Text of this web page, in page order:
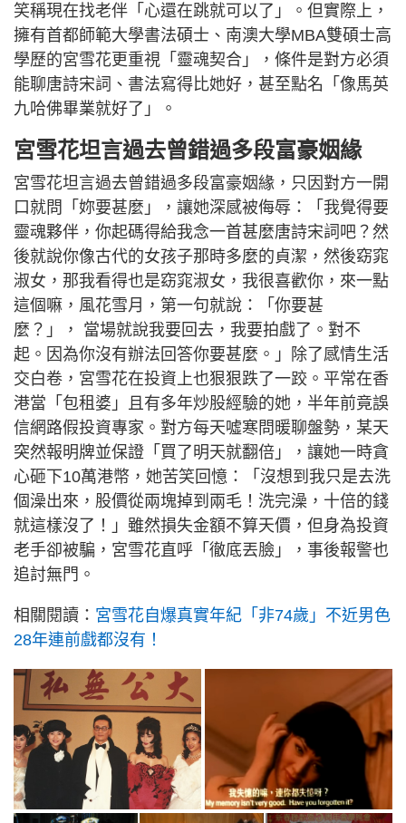
笑稱現在找老伴「心還在跳就可以了」。但實際上，
擁有首都師範大學書法碩士、南澳大學MBA雙碩士高
學歷的宮雪花更重視「靈魂契合」，條件是對方必須
能聊唐詩宋詞、書法寫得比她好，甚至點名「像馬英
九哈佛畢業就好了」。
宮雪花坦言過去曾錯過多段富豪姻緣
宮雪花坦言過去曾錯過多段富豪姻緣，只因對方一開
口就問「妳要甚麼」，讓她深感被侮辱：「我覺得要
靈魂夥伴，你起碼得給我念一首甚麼唐詩宋詞吧？然
後就說你像古代的女孩子那時多麼的貞潔，然後窈窕
淑女，那我看得也是窈窕淑女，我很喜歡你，來一點
這個嘛，風花雪月，第一句就說：「你要甚
麼？」， 當場就說我要回去，我要拍戲了。對不
起。因為你沒有辦法回答你要甚麼。」除了感情生活
交白卷，宮雪花在投資上也狠狠跌了一跤。平常在香
港當「包租婆」且有多年炒股經驗的她，半年前竟誤
信網路假投資專家。對方每天噓寒問暖聊盤勢，某天
突然報明牌並保證「買了明天就翻倍」，讓她一時貪
心砸下10萬港幣，她苦笑回憶：「沒想到我只是去洗
個澡出來，股價從兩塊掉到兩毛！洗完澡，十倍的錢
就這樣沒了！」雖然損失金額不算天價，但身為投資
老手卻被騙，宮雪花直呼「徹底丟臉」，事後報警也
追討無門。
相關閱讀： 宮雪花自爆真實年紀「非74歲」不近男色
28年連前戲都沒有！